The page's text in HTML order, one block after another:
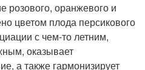
розового, оранжевого и
цветом плода персикового
с чем-то летним,
оказывает
а также гармонизирует